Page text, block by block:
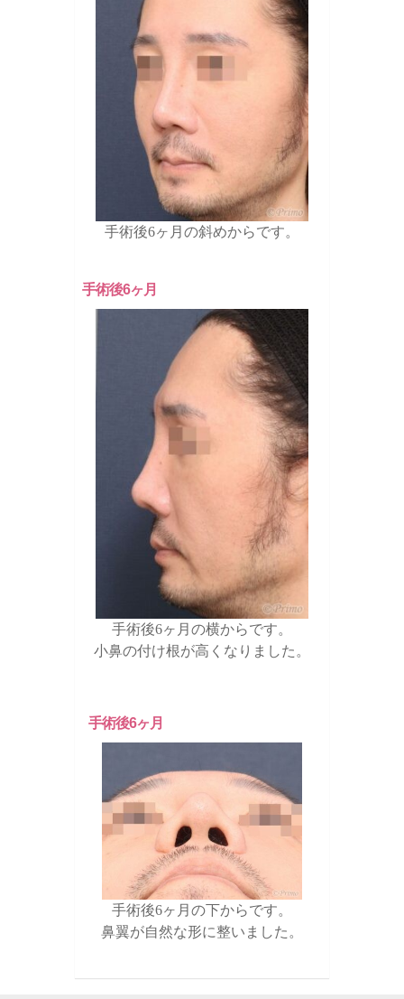
手術後6ヶ月の斜めからです。
手術後6ヶ月
手術後6ヶ月の横からです。
小鼻の付け根が高くなりました。
手術後6ヶ月
手術後6ヶ月の下からです。
鼻翼が自然な形に整いました。